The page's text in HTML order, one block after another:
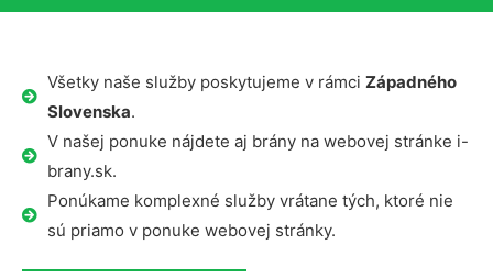
Všetky naše služby poskytujeme v rámci Západného
Slovenska.
V našej ponuke nájdete aj brány na webovej stránke i-
brany.sk.
Ponúkame komplexné služby vrátane tých, ktoré nie
sú priamo v ponuke webovej stránky.